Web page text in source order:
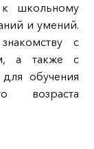
к школьному
и умений.
с
а также с
обучения
возраста